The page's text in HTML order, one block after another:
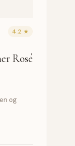
4.2 ★
Rosé
og